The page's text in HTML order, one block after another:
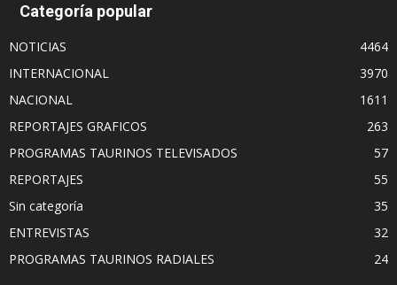
Categoría popular
NOTICIAS
4464
INTERNACIONAL
3970
NACIONAL
1611
REPORTAJES GRAFICOS
263
PROGRAMAS TAURINOS TELEVISADOS
57
REPORTAJES
55
Sin categoría
35
ENTREVISTAS
32
PROGRAMAS TAURINOS RADIALES
24